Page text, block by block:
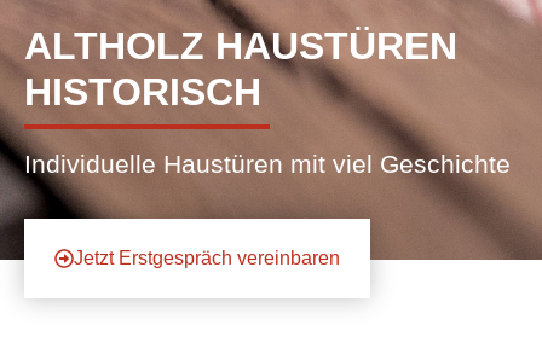
ALTHOLZ HAUSTÜREN
HISTORISCH
Individuelle Haustüren mit viel Geschichte
Jetzt Erstgespräch vereinbaren